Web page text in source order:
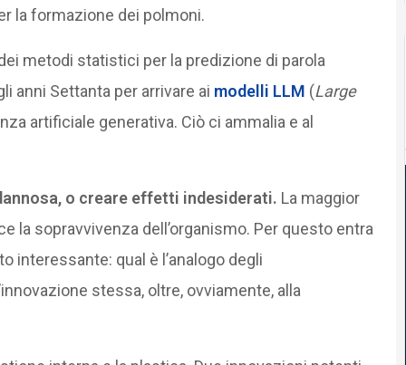
la formazione dei polmoni.
metodi statistici per la predizione di parola
anni Settanta per arrivare ai modelli LLM (Large
artificiale generativa. Ciò ci ammalia e al
o creare effetti indesiderati. La maggior
la sopravvivenza dell’organismo. Per questo entra
interessante: qual è l’analogo degli
stessa, oltre, ovviamente, alla